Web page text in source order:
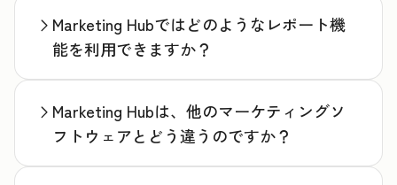
Marketing Hubではどのようなレポート機
能を利用できますか？
Marketing Hubは、他のマーケティングソ
フトウェアとどう違うのですか？